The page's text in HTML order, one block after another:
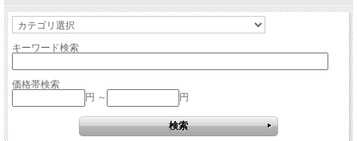
キーワード検索
価格帯検索
円 ～
円